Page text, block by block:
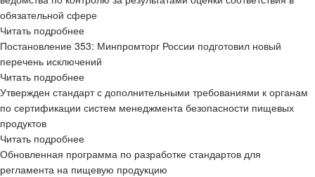
обязательной сфере
Читать подробнее
Постановление 353: Минпромторг России подготовил новый
перечень исключений
Читать подробнее
Утвержден стандарт с дополнительными требованиями к органам
по сертификации систем менеджмента безопасности пищевых
продуктов
Читать подробнее
Обновленная программа по разработке стандартов для
регламента на пищевую продукцию